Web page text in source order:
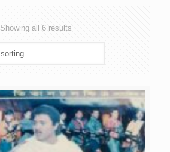
Showing all 6 results